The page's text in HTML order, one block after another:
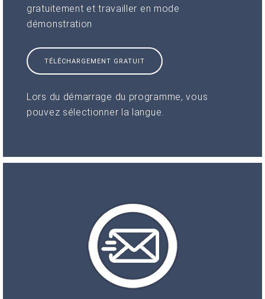
gratuitement et travailler en mode
démonstration
TÉLÉCHARGEMENT GRATUIT
Lors du démarrage du programme, vous
pouvez sélectionner la langue.